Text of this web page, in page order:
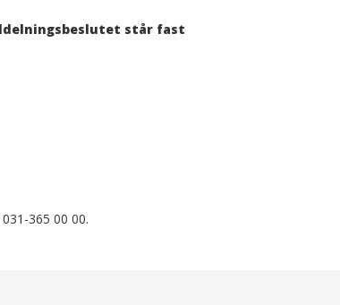
står fast
365 00 00.